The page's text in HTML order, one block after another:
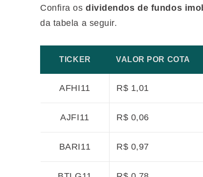
Confira osdividendos de fundos
da tabela a seguir.
TICKER VALOR POR COTA
AFHI11 R$ 1,01
AJFI11 R$ 0,06
BARI11 R$ 0,97